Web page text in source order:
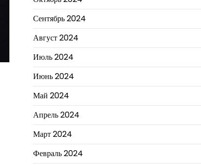
Сентябрь 2024
Август 2024
Июль 2024
Июнь 2024
Май 2024
Апрель 2024
Март 2024
Февраль 2024